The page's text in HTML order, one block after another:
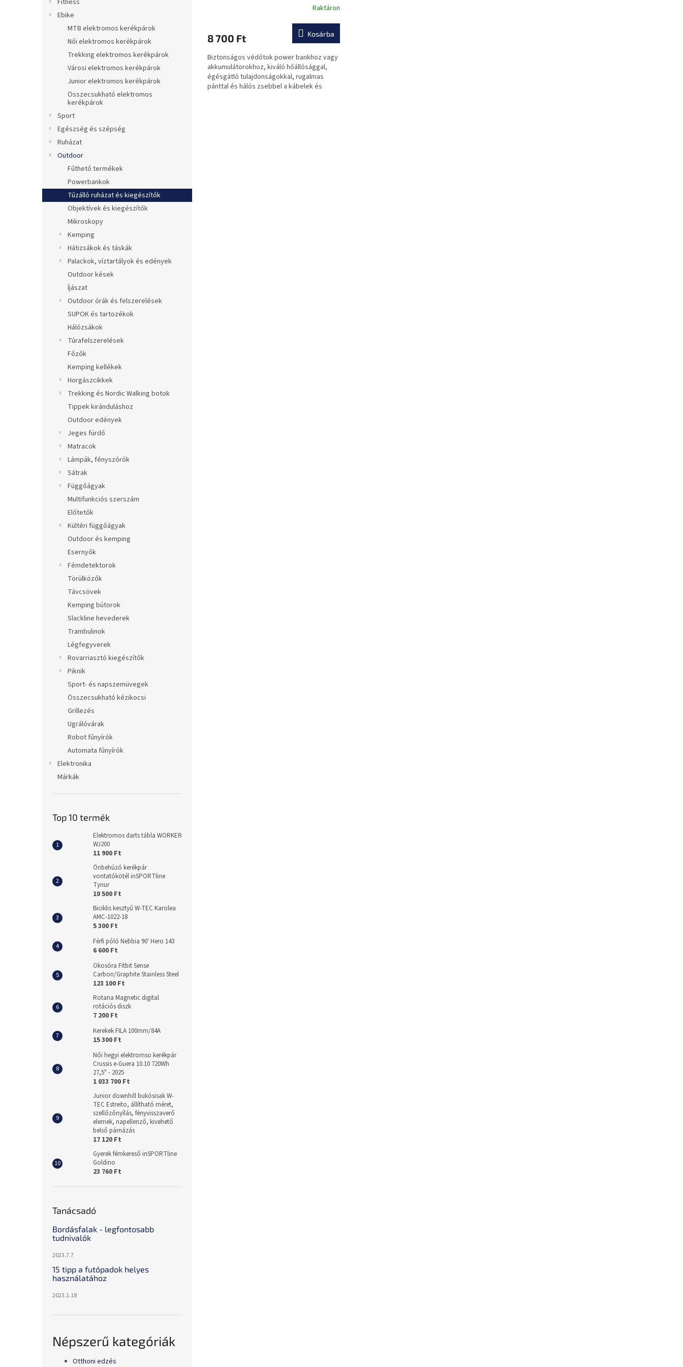
Fitness
Ebike
MTB elektromos kerékpárok
Női elektromos kerékpárok
Trekking elektromos kerékpárok
Városi elektromos kerékpárok
Junior elektromos kerékpárok
Összecsukható elektromos
kerékpárok
Sport
Egészség és szépség
Ruházat
Outdoor
Fűthető termékek
Powerbankok
Tűzálló ruházat és kiegészítők
Objektívek és kiegészítők
Mikroskopy
Kemping
Hátizsákok és táskák
Palackok, víztartályok és edények
Outdoor kések
Íjászat
Outdoor órák és felszerelések
SUPOK és tartozékok
Hálózsákok
Túrafelszerelések
Főzők
Kemping kellékek
Horgászcikkek
Trekking és Nordic Walking botok
Tippek kiránduláshoz
Outdoor edények
Jeges fürdő
Matracok
Lámpák, fényszórók
Sátrak
Függőágyak
Multifunkciós szerszám
Előtetők
Kültéri függőágyak
Outdoor és kemping
Esernyők
Fémdetektorok
Törülközők
Távcsövek
Kemping bútorok
Slackline hevederek
Trambulinok
Légfegyverek
Rovarriasztó kiegészítők
Piknik
Sport- és napszemüvegek
Összecsukható kézikocsi
Grillezés
Ugrálóvárak
Robot fűnyírók
Automata fűnyírók
Elektronika
Márkák
Top 10 termék
Elektromos darts tábla WORKER
WJ200
11 900 Ft
Önbehúzó kerékpár
vontatókötél inSPORTline
Tynur
10 500 Ft
Biciklis kesztyű W-TEC Karolea
AMC-1022-18
5 300 Ft
Férfi póló Nebbia 90' Hero 143
6 600 Ft
Okosóra Fitbit Sense
Carbon/Graphite Stainless Steel
123 100 Ft
Rotana Magnetic digital
rotációs diszk
7 200 Ft
Kerekek FILA 100mm/84A
15 300 Ft
Női hegyi elektromso kerékpár
Crussis e-Guera 10.10 720Wh
27,5" - 2025
1 033 700 Ft
Junior downhill bukósisak W-
TEC Estreito, állítható méret,
szellőzőnyílás, fényvisszaverő
elemek, napellenző, kivehető
belső párnázás
17 120 Ft
Gyerek fémkereső inSPORTline
Goldino
23 760 Ft
Tanácsadó
Bordásfalak - legfontosabb
tudnivalók
2023.7.7
15 tipp a futópadok helyes
használatához
2023.1.18
Népszerű kategóriák
Otthoni edzés
strapabíró és kiváló minőségűRaktáron
8 700 Ft Kosárba
Biztonságos védőtok power bankhoz vagy
akkumulátorokhoz, kiváló hőállósággal,
égésgátló tulajdonságokkal, rugalmas
pánttal és hálós zsebbel a kábelek és